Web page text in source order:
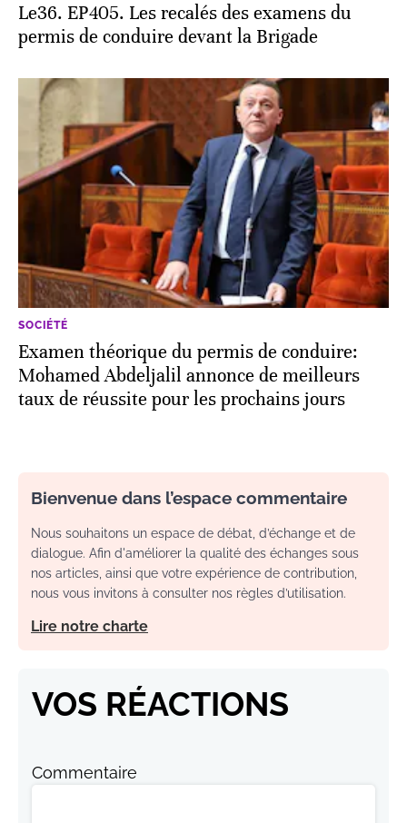
Le36. EP405. Les recalés des examens du
permis de conduire devant la Brigade
SOCIÉTÉ
Examen théorique du permis de conduire:
Mohamed Abdeljalil annonce de meilleurs
taux de réussite pour les prochains jours
Bienvenue dans l’espace commentaire
Nous souhaitons un espace de débat, d’échange et de
dialogue. Afin d'améliorer la qualité des échanges sous
nos articles, ainsi que votre expérience de contribution,
nous vous invitons à consulter nos règles d’utilisation.
Lire notre charte
VOS RÉACTIONS
Commentaire